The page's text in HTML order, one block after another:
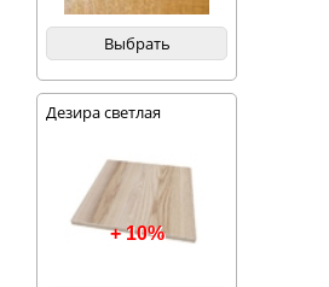
Выбрать
Дезира светлая
+ 10%